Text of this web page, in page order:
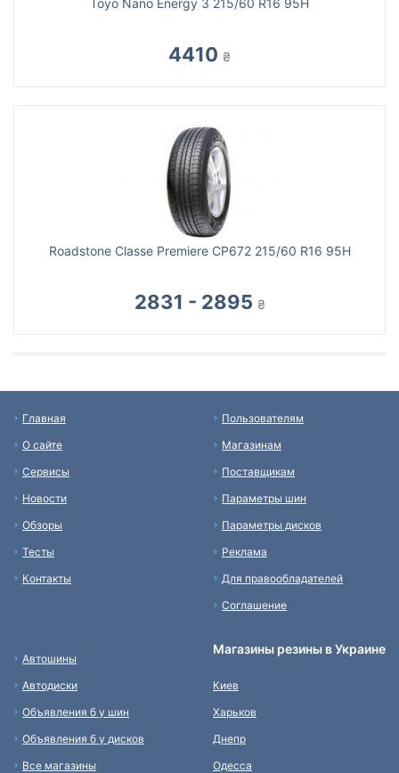
Toyo Nano Energy 3 215/60 R16 95H
4410 ₴
Roadstone Classe Premiere CP672 215/60 R16 95H
2831 - 2895 ₴
Главная
О сайте
Сервисы
Новости
Обзоры
Тесты
Контакты
Пользователям
Магазинам
Поставщикам
Параметры шин
Параметры дисков
Реклама
Для правообладателей
Соглашение
Автошины
Автодиски
Объявления б у шин
Объявления б у дисков
Все магазины
Магазины резины в Украине
Киев
Харьков
Днепр
Одесса